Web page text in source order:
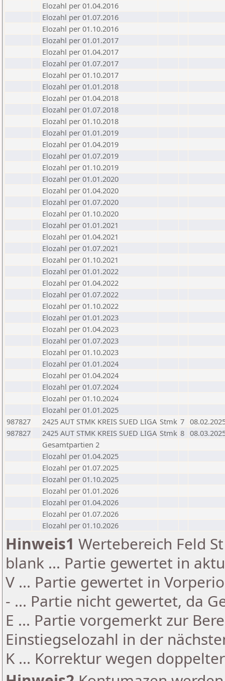
Elozahl per 01.04.2016
Elozahl per 01.07.2016
Elozahl per 01.10.2016
Elozahl per 01.01.2017
Elozahl per 01.04.2017
Elozahl per 01.07.2017
Elozahl per 01.10.2017
Elozahl per 01.01.2018
Elozahl per 01.04.2018
Elozahl per 01.07.2018
Elozahl per 01.10.2018
Elozahl per 01.01.2019
Elozahl per 01.04.2019
Elozahl per 01.07.2019
Elozahl per 01.10.2019
Elozahl per 01.01.2020
Elozahl per 01.04.2020
Elozahl per 01.07.2020
Elozahl per 01.10.2020
Elozahl per 01.01.2021
Elozahl per 01.04.2021
Elozahl per 01.07.2021
Elozahl per 01.10.2021
Elozahl per 01.01.2022
Elozahl per 01.04.2022
Elozahl per 01.07.2022
Elozahl per 01.10.2022
Elozahl per 01.01.2023
Elozahl per 01.04.2023
Elozahl per 01.07.2023
Elozahl per 01.10.2023
Elozahl per 01.01.2024
Elozahl per 01.04.2024
Elozahl per 01.07.2024
Elozahl per 01.10.2024
Elozahl per 01.01.2025
987827
2425 AUT STMK KREIS SUED LIGA Stmk 7
987827
2425 AUT STMK KREIS SUED LIGA Stmk 8
Gesamtpartien 2
Elozahl per 01.04.2025
Elozahl per 01.07.2025
Elozahl per 01.10.2025
Elozahl per 01.01.2026
Elozahl per 01.04.2026
Elozahl per 01.07.2026
Elozahl per 01.10.2026
Hinweis1 Wertebereich Feld
blank ... Partie gewertet in
V ... Partie gewertet in
- ... Partie nicht gewertet, da
E ... Partie vorgemerkt zur
Einstiegselozahl in der
K ... Korrektur wegen